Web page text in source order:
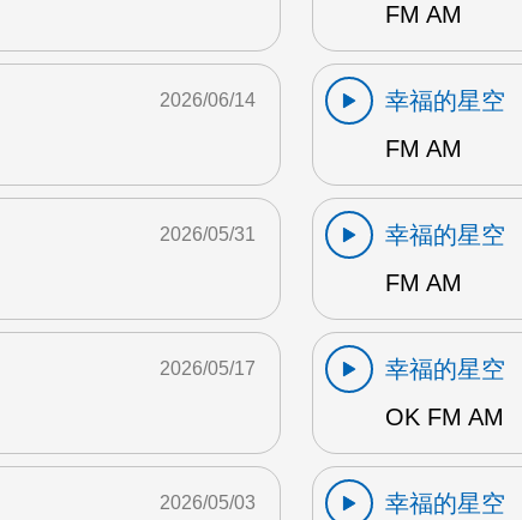
FM AM
2026/06/14
幸福的星空
FM AM
2026/05/31
幸福的星空
FM AM
2026/05/17
幸福的星空
OK FM AM
2026/05/03
幸福的星空